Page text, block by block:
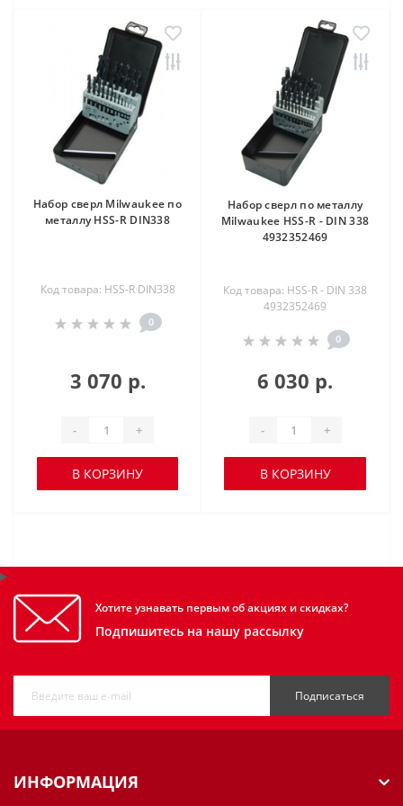
Набор сверл Milwaukee по
металлу HSS-R DIN338
Код товара: HSS-R DIN338
0
3 070 р.
- +
В КОРЗИНУ
Набор сверл по металлу
Milwaukee HSS-R - DIN 338
4932352469
Код товара: HSS-R - DIN 338
4932352469
0
6 030 р.
- +
В КОРЗИНУ
Хотите узнавать первым об акциях и скидках?
Подпишитесь на нашу рассылку
Подписаться
ИНФОРМАЦИЯ